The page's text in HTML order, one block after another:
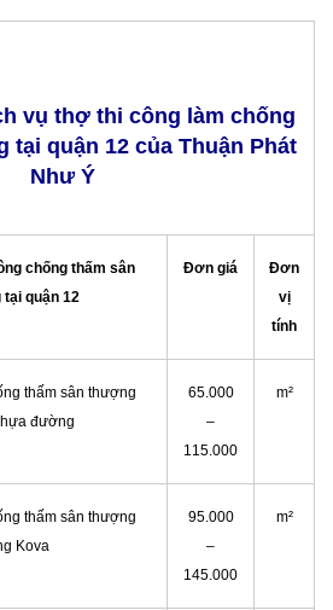
vụ thợ thi công làm chống
tại quận 12 của Thuận Phát
Như Ý
chống thấm sân
quận 12
Đơn giá
Đơn
vị
tính
thấm sân thượng
đường
65.000
–
115.000
m²
thấm sân thượng
Kova
95.000
–
145.000
m²